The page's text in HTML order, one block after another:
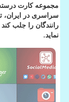
مجموعه کارت درسته
سراسری در ایران،
رانندگان را جلب
نماید.